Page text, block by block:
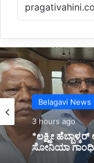
Politics
3 hours ago
*ಬಸವರಾಜ
ಶ್ಲಾಘನೀಯ: